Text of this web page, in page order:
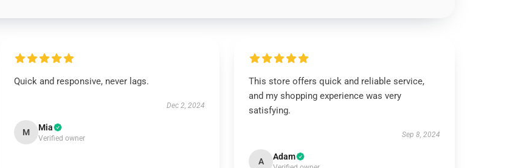
Quick and responsive, never lags.
Dec 2, 2024
M Mia
Verified owner
This store offers quick and reliable service,
and my shopping experience was very
satisfying.
Sep 8, 2024
A Adam